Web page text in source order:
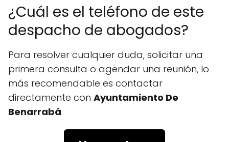
¿Cuál es el teléfono de este
despacho de abogados?
Para resolver cualquier duda, solicitar una
primera consulta o agendar una reunión, lo
más recomendable es contactar
directamente con Ayuntamiento De
Benarrabá.